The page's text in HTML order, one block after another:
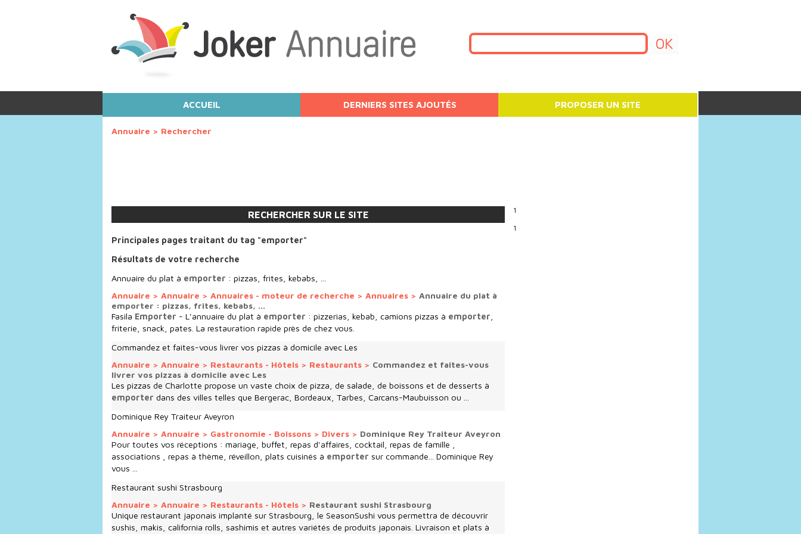
RECHERCHER SUR LE SITE
ACCUEIL DERNIERS SITES AJOUTÉS PROPOSER UN SITE
Annuaire > Rechercher
Principales pages traitant du tag "emporter"
Résultats de votre recherche
Annuaire du plat à emporter : pizzas, frites, kebabs, ...
Annuaire > Annuaire > Annuaires - moteur de recherche > Annuaires > Annuaire du plat à
emporter : pizzas, frites, kebabs, ...
Fasila Emporter - L'annuaire du plat à emporter : pizzerias, kebab, camions pizzas à emporter
friterie, snack, pates. La restauration rapide près de chez vous.
Commandez et faites-vous livrer vos pizzas à domicile avec Les
Annuaire > Annuaire > Restaurants - Hôtels > Restaurants > Commandez et faites-vous
livrer vos pizzas à domicile avec Les
Les pizzas de Charlotte propose un vaste choix de pizza, de salade, de boissons et de desserts à
emporter dans des villes telles que Bergerac, Bordeaux, Tarbes, Carcans-Maubuisson ou ...
Dominique Rey Traiteur Aveyron
Annuaire > Annuaire > Gastronomie - Boissons > Divers > Dominique Rey Traiteur Aveyron
Pour toutes vos réceptions : mariage, buffet, repas d'affaires, cocktail, repas de famille ,
associations , repas à thème, réveillon, plats cuisinés à emporter sur commande... Dominique Rey
vous ...
Restaurant sushi Strasbourg
Annuaire > Annuaire > Restaurants - Hôtels > Restaurant sushi Strasbourg
Unique restaurant japonais implanté sur Strasbourg, le SeasonSushi vous permettra de découvrir
sushis, makis, california rolls, sashimis et autres variétés de produits japonais. Livraison et plats à
1
1